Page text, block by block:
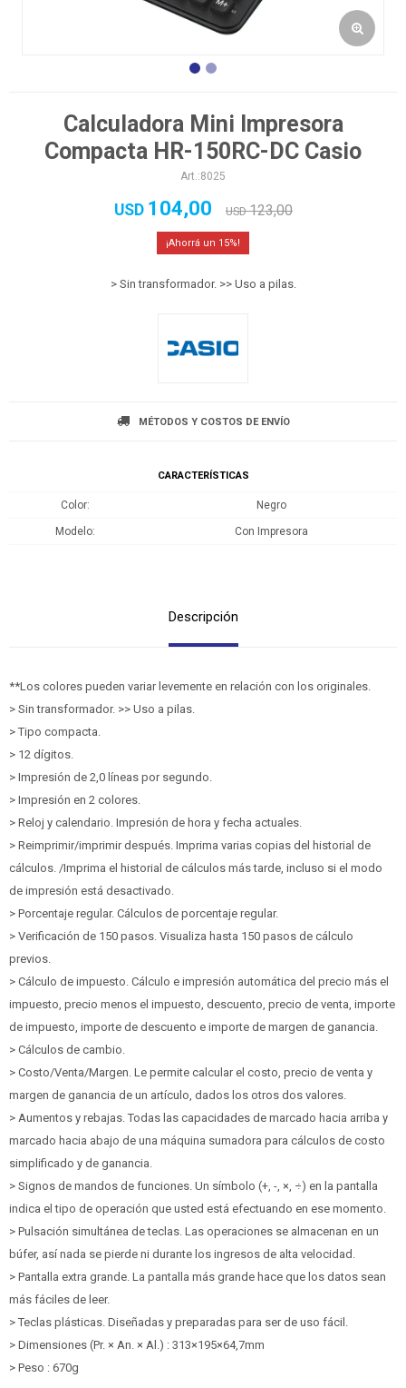
Calculadora Mini Impresora
Compacta HR-150RC-DC Casio
8025
USD 104,00 USD 123,00
15
> Sin transformador. >> Uso a pilas.
MÉTODOS Y COSTOS DE ENVÍO
CARACTERÍSTICAS
Color Negro
Modelo Con Impresora
Descripción
**Los colores pueden variar levemente en relación con los originales.
> Sin transformador. >> Uso a pilas.
> Tipo compacta.
> 12 dígitos.
> Impresión de 2,0 líneas por segundo.
> Impresión en 2 colores.
> Reloj y calendario. Impresión de hora y fecha actuales.
> Reimprimir/imprimir después. Imprima varias copias del historial de
cálculos. /Imprima el historial de cálculos más tarde, incluso si el modo
de impresión está desactivado.
> Porcentaje regular. Cálculos de porcentaje regular.
> Verificación de 150 pasos. Visualiza hasta 150 pasos de cálculo
previos.
> Cálculo de impuesto. Cálculo e impresión automática del precio más el
impuesto, precio menos el impuesto, descuento, precio de venta, importe
de impuesto, importe de descuento e importe de margen de ganancia.
> Cálculos de cambio.
> Costo/Venta/Margen. Le permite calcular el costo, precio de venta y
margen de ganancia de un artículo, dados los otros dos valores.
> Aumentos y rebajas. Todas las capacidades de marcado hacia arriba y
marcado hacia abajo de una máquina sumadora para cálculos de costo
simplificado y de ganancia.
> Signos de mandos de funciones. Un símbolo (+, -, ×, ÷) en la pantalla
indica el tipo de operación que usted está efectuando en ese momento.
> Pulsación simultánea de teclas. Las operaciones se almacenan en un
búfer, así nada se pierde ni durante los ingresos de alta velocidad.
> Pantalla extra grande. La pantalla más grande hace que los datos sean
más fáciles de leer.
> Teclas plásticas. Diseñadas y preparadas para ser de uso fácil.
> Dimensiones (Pr. × An. × Al.) : 313×195×64,7mm
> Peso : 670g